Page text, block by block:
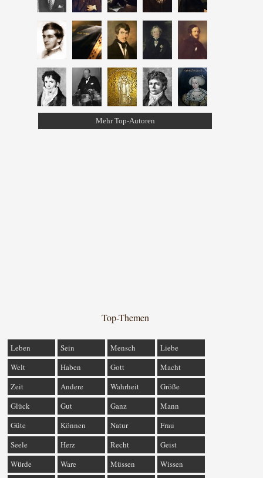
Mehr Top-Autoren
Top-Themen
Leben Sein Mensch
Liebe
Welt
Haben Gott
Macht
Zeit
Andere Wahrheit
Größe
Glück
Gut Ganz
Mann
Güte
Können Natur
Frau
Seele
Herz Recht
Geist
Würde
Ware Müssen Wissen